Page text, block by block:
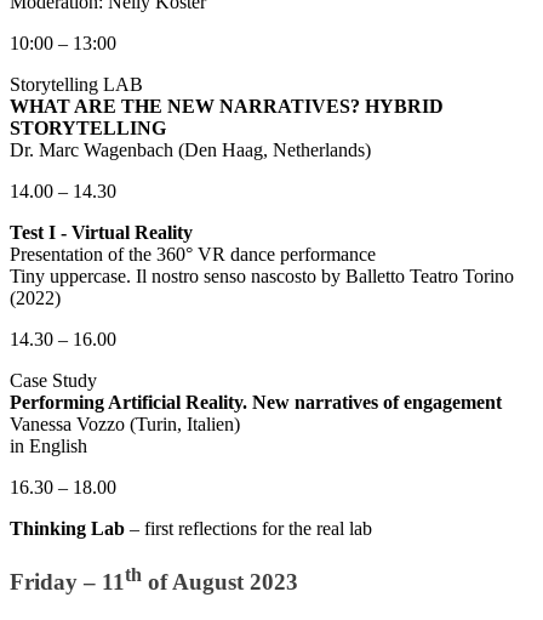
10:00 – 13:00
Storytelling LAB
WHAT ARE THE NEW NARRATIVES? HYBRID
STORYTELLING
Dr. Marc Wagenbach (Den Haag, Netherlands)
14.00 – 14.30
Test I - Virtual Reality
Presentation of the 360° VR dance performance
Tiny uppercase. Il nostro senso nascosto by Balletto Teatro Torino
(2022)
14.30 – 16.00
Case Study
Performing Artificial Reality. New narratives of engagement
Vanessa Vozzo (Turin, Italien)
in English
16.30 – 18.00
Thinking Lab – first reflections for the real lab
Friday – 11th of August 2023